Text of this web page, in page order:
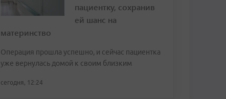
пациентку, сохранив
ей шанс на
материнство
Операция прошла успешно, и сейчас пациентка
уже вернулась домой к своим близким
сегодня, 12:24